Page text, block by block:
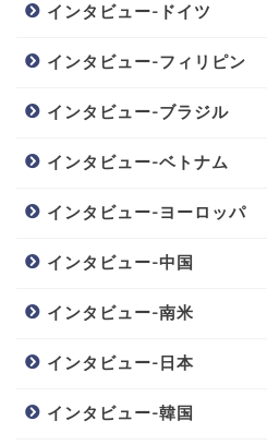
インタビュー-ドイツ
インタビュー-フィリピン
インタビュー-ブラジル
インタビュー-ベトナム
インタビュー-ヨーロッパ
インタビュー-中国
インタビュー-南米
インタビュー-日本
インタビュー-韓国